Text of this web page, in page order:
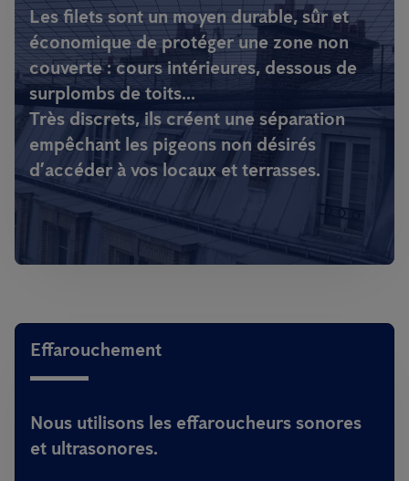
Les filets sont un moyen durable, sûr et
économique de protéger une zone non
couverte : cours intérieures, dessous de
surplombs de toits...
Très discrets, ils créent une séparation
empêchant les pigeons non désirés
d’accéder à vos locaux et terrasses.
Effarouchement
Nous utilisons les effaroucheurs sonores
et ultrasonores.